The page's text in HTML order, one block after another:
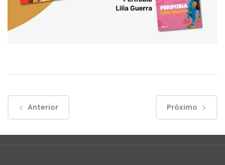
Anterior Próximo